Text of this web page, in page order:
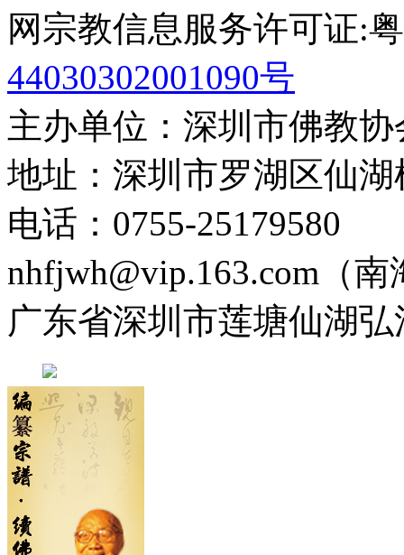
网宗教信息服务许可证:
44030302001090号
主办单位：深圳市佛教
地址：深圳市罗湖区仙
电话：0755-25179580
nhfjwh@vip.163.com（南
广东省深圳市莲塘仙湖弘